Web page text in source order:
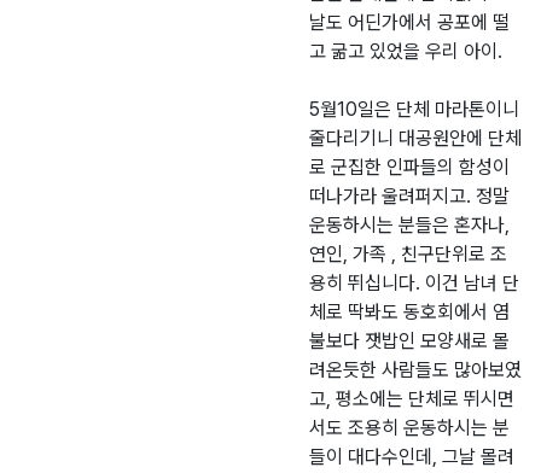
날도 어딘가에서 공포에 떨
고 굶고 있었을 우리 아이.
5월10일은 단체 마라톤이니
줄다리기니 대공원안에 단체
로 군집한 인파들의 함성이
떠나가라 울려퍼지고. 정말
운동하시는 분들은 혼자나,
연인, 가족 , 친구단위로 조
용히 뛰십니다. 이건 남녀 단
체로 딱봐도 동호회에서 염
불보다 잿밥인 모양새로 몰
려온듯한 사람들도 많아보였
고, 평소에는 단체로 뛰시면
서도 조용히 운동하시는 분
들이 대다수인데, 그날 몰려